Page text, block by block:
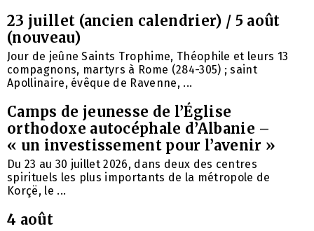
23 juillet (ancien calendrier) / 5 août
(nouveau)
Jour de jeûne Saints Trophime, Théophile et leurs 13
compagnons, martyrs à Rome (284-305) ; saint
Apollinaire, évêque de Ravenne, ...
Camps de jeunesse de l’Église
orthodoxe autocéphale d’Albanie –
« un investissement pour l’avenir »
Du 23 au 30 juillet 2026, dans deux des centres
spirituels les plus importants de la métropole de
Korçë, le ...
4 août